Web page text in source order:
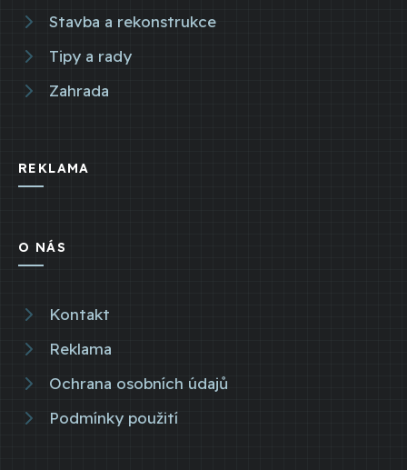
Stavba a rekonstrukce
Tipy a rady
Zahrada
REKLAMA
O NÁS
Kontakt
Reklama
Ochrana osobních údajů
Podmínky použití